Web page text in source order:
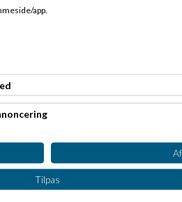
De andre har været inde på det meste
dog at siden "før og efter billeder", hvor
Specielt ville jeg som kunde
købt, så jeg har noget at forholde
Desuden tror jeg måske, at det ville
så du kan få flere
købe kostvejledning hos en med kun én
og lykke med hjemmesiden. :-)
Jeg hjælper virksomheder med at sælge mere ved at
app.
Tilpas